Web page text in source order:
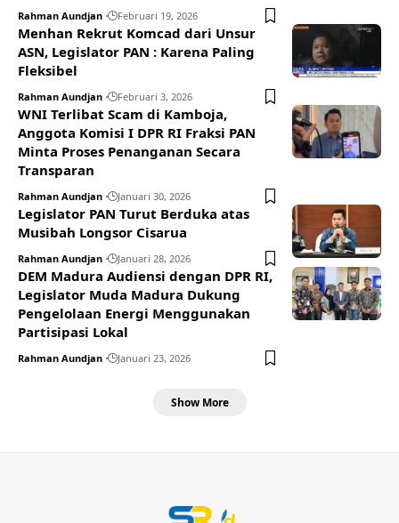
Rahman Aundjan Februari 19, 2026
Menhan Rekrut Komcad dari Unsur
ASN, Legislator PAN : Karena Paling
Fleksibel
Rahman Aundjan Februari 3, 2026
WNI Terlibat Scam di Kamboja,
Anggota Komisi I DPR RI Fraksi PAN
Minta Proses Penanganan Secara
Transparan
Rahman Aundjan Januari 30, 2026
Legislator PAN Turut Berduka atas
Musibah Longsor Cisarua
Rahman Aundjan Januari 28, 2026
DEM Madura Audiensi dengan DPR RI,
Legislator Muda Madura Dukung
Pengelolaan Energi Menggunakan
Partisipasi Lokal
Rahman Aundjan Januari 23, 2026
Show More